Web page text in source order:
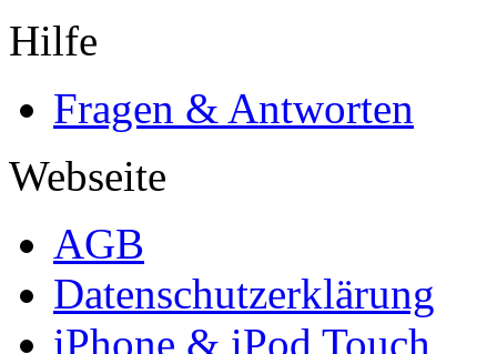
Hilfe
Fragen & Antworten
Webseite
AGB
Datenschutzerklärung
iPhone & iPod Touch